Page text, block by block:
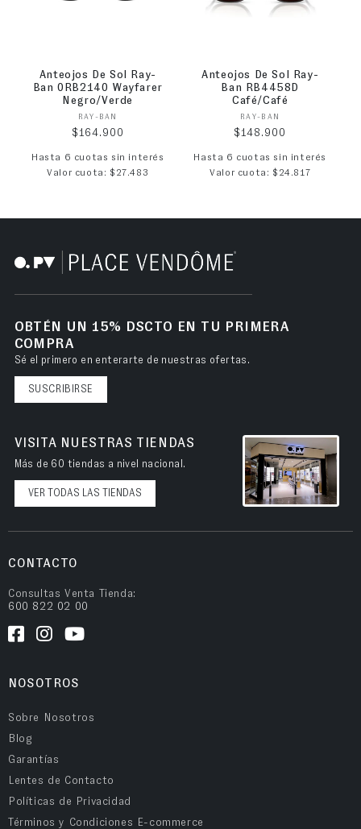
Anteojos De Sol Ray-
Ban 0RB2140 Wayfarer
Negro/Verde
Proveedor:
RAY-BAN
Precio habitual
$164.900
Hasta 6 cuotas sin interés
Valor cuota: $27.483
Anteojos De Sol Ray-
Ban RB4458D
Café/Café
Proveedor:
RAY-BAN
Precio habitual
$148.900
Hasta 6 cuotas sin interés
Valor cuota: $24.817
OBTÉN UN 15% DSCTO EN TU PRIMERA
COMPRA
Sé el primero en enterarte de nuestras ofertas.
SUSCRIBIRSE
VISITA NUESTRAS TIENDAS
Más de 60 tiendas a nivel nacional.
VER TODAS LAS TIENDAS
CONTACTO
Consultas Venta Tienda:
600 822 02 00
NOSOTROS
Sobre Nosotros
Blog
Garantías
Lentes de Contacto
Políticas de Privacidad
Términos y Condiciones E-commerce